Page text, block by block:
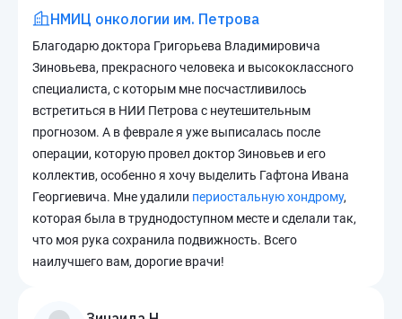
НМИЦ онкологии им. Петрова
Благодарю доктора Григорьева Владимировича
Зиновьева, прекрасного человека и высококлассного
специалиста, с которым мне посчастливилось
встретиться в НИИ Петрова с неутешительным
прогнозом. А в феврале я уже выписалась после
операции, которую провел доктор Зиновьев и его
коллектив, особенно я хочу выделить Гафтона Ивана
Георгиевича. Мне удалили периостальную хондрому,
которая была в труднодоступном месте и сделали так,
что моя рука сохранила подвижность. Всего
наилучшего вам, дорогие врачи!